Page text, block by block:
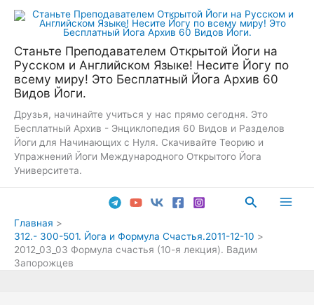
Перейти
Станьте Преподавателем Открытой Йоги на
Русском и Английском Языке! Несите Йогу по
всему миру! Это Бесплатный Йога Архив 60
Видов Йоги.
Друзья, начинайте учиться у нас прямо сегодня. Это
Бесплатный Архив - Энциклопедия 60 Видов и Разделов
Йоги для Начинающих с Нуля. Скачивайте Теорию и
Упражнений Йоги Международного Открытого Йога
Университета.
Поиск
Главная
312.- 300-501. Йога и Формула Счастья.2011-12-10
2012_03_03 Формула счастья (10-я лекция). Вадим
Запорожцев